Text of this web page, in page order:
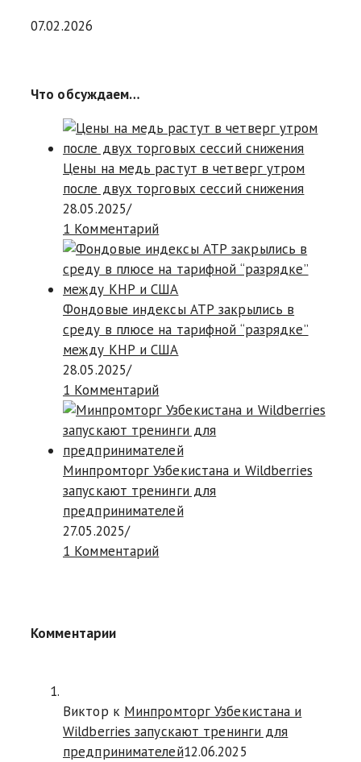
07.02.2026
Что обсуждаем…
Цены на медь растут в четверг утром
после двух торговых сессий снижения
28.05.2025/
1 Комментарий
Фондовые индексы АТР закрылись в
среду в плюсе на тарифной “разрядке”
между КНР и США
28.05.2025/
1 Комментарий
Минпромторг Узбекистана и Wildberries
запускают тренинги для
предпринимателей
27.05.2025/
1 Комментарий
Комментарии
Виктор к Минпромторг Узбекистана и
Wildberries запускают тренинги для
предпринимателей12.06.2025